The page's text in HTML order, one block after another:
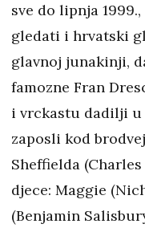
sve do lipnja
gledati i hrvatski
glavnoj junakinji,
famozne Fran
i vrckastu dadilji
zaposli kod
Sheffielda
djece: Maggie
(Benjamin